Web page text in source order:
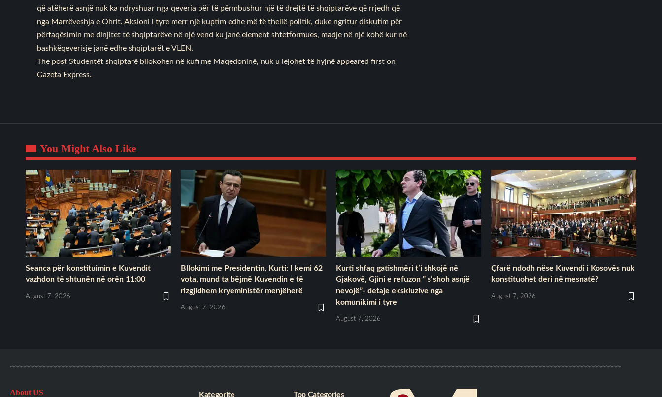
që atëherë asnjë nuk ka ndryshuar nga qeveria për të përmbushur një të drejtë të shqiptarëve që rrjedh që
nga Marrëveshja e Ohrit. Aksioni i tyre merr një kuptim edhe më të thellë politik, duke ngritur diskutim për
përfaqësimin me dinjitet të shqiptarëve në një vend ku janë element shtetformues, madje në një kohë kur në
bashkëqeverisje janë edhe shqiptarët e VLEN.
The postStudentët shqiptarë bllokohen në kufi me Maqedoninë, nuk u lejohet të hyjnë appeared first on
Gazeta Express.
You Might Also Like
Seanca për konstituimin e Kuvendit
vazhdon të shtunën në orën 11:00
August 7, 2026
Bllokimi me Presidentin, Kurti: I kemi 62
vota, mund ta bëjmë Kuvendin e të
rizgjidhem kryeministër menjëherë
August 7, 2026
Kurti shfaq gatishmëri t’i shkojë në
Gjakovë, Gjini e refuzon ” s’shoh asnjë
nevojë”- detaje ekskluzive nga
komunikimi i tyre
August 7, 2026
Çfarë ndodh nëse Kuvendi i Kosovës nuk
konstituohet deri në mesnatë?
August 7, 2026
About US Kategorite Top Categories